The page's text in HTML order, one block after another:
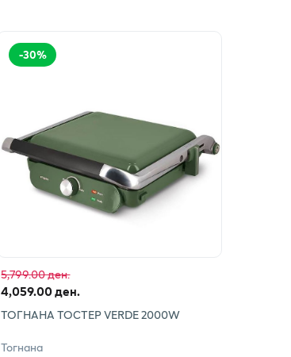
-30%
5,799.00 ден.
4,059.00 ден.
ТОГНАНА ТОСТЕР VERDE 2000W
Тогнана